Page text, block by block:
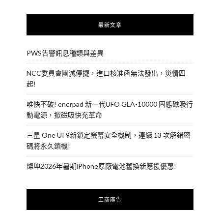
最新文章
PWS告警訊息種類與差異
NCC委員會團滅停擺，進口核准函無法發出，災情四
起!
唯快不破! enerpad 新一代UFO GLA-10000 固態磁吸行
動電源，掀磁吸快充革命
三星 One UI 9新鎖定螢幕安全機制，連續 13 次解錯密
碼將永久鎖機!
燦坤2026年暑期iPhone原廠電池舊換新應援優惠!
工商廣告